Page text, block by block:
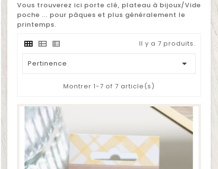
Vous trouverez ici porte clé, plateau à bijoux/Vide
poche ... pour pâques et plus généralement le
printemps.
Il y a 7 produits.
Pertinence 
Montrer 1-7 of 7 article(s)